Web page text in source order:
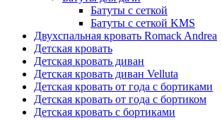
Батуты с сеткой
Батуты с сеткой KMS
Двухспальная кровать Romack Andrea
Детская кровать
Детская кровать диван
Детская кровать диван Velluta
Детская кровать от года с бортиками
Детская кровать от года с бортиком
Детская кровать с бортиками